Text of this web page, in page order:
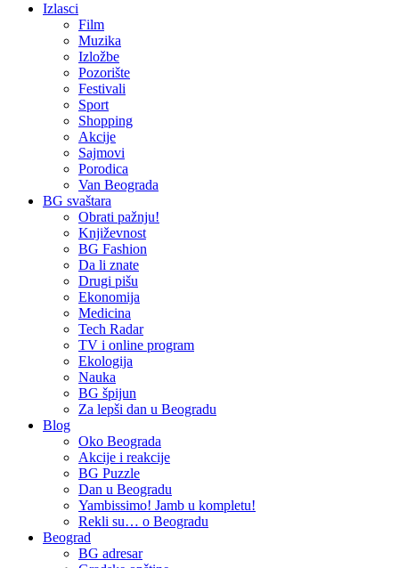
Izlasci
Film
Muzika
Izložbe
Pozorište
Festivali
Sport
Shopping
Akcije
Sajmovi
Porodica
Van Beograda
BG svaštara
Obrati pažnju!
Književnost
BG Fashion
Da li znate
Drugi pišu
Ekonomija
Medicina
Tech Radar
TV i online program
Ekologija
Nauka
BG špijun
Za lepši dan u Beogradu
Blog
Oko Beograda
Akcije i reakcije
BG Puzzle
Dan u Beogradu
Yambissimo! Jamb u kompletu!
Rekli su… o Beogradu
Beograd
BG adresar